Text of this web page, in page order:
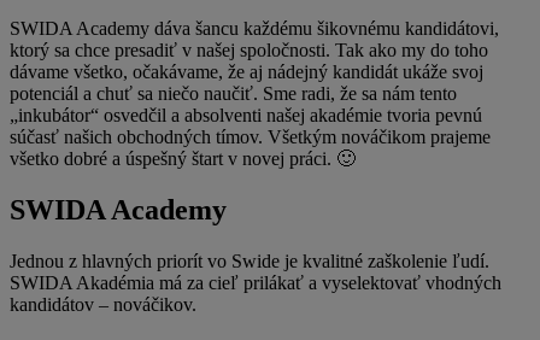
SWIDA Academy dáva šancu každému šikovnému kandidátovi,
ktorý sa chce presadiť v našej spoločnosti. Tak ako my do toho
dávame všetko, očakávame, že aj nádejný kandidát ukáže svoj
potenciál a chuť sa niečo naučiť. Sme radi, že sa nám tento
„inkubátor“ osvedčil a absolventi našej akadémie tvoria pevnú
súčasť našich obchodných tímov. Všetkým nováčikom prajeme
všetko dobré a úspešný štart v novej práci. 🙂
SWIDA Academy
Jednou z hlavných priorít vo Swide je kvalitné zaškolenie ľudí.
SWIDA Akadémia má za cieľ prilákať a vyselektovať vhodných
kandidátov – nováčikov.